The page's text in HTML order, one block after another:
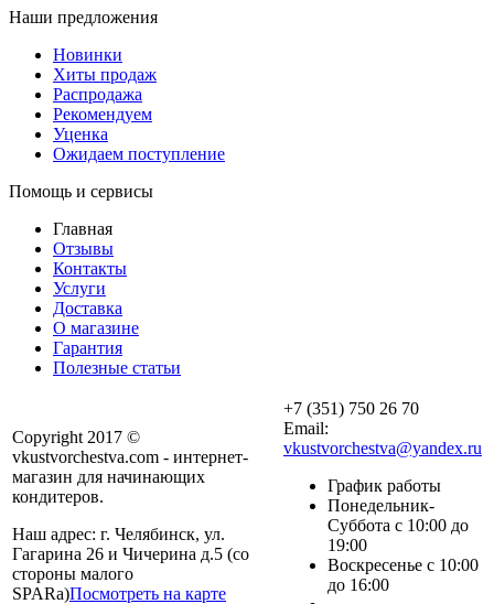
Наши предложения
Новинки
Хиты продаж
Распродажа
Рекомендуем
Уценка
Ожидаем поступление
Помощь и сервисы
Главная
Отзывы
Контакты
Услуги
Доставка
О магазине
Гарантия
Полезные статьи
Copyright 2017 ©
vkustvorchestva.com - интернет-
магазин для начинающих
кондитеров.
Наш адрес: г. Челябинск, ул.
Гагарина 26 и Чичерина д.5 (со
стороны малого
SPARa)Посмотреть на карте
+7 (351) 750 26 70
Email:
vkustvorchestva@yandex.ru
График работы
Понедельник-
Суббота с 10:00 до
19:00
Воскресенье с 10:00
до 16:00